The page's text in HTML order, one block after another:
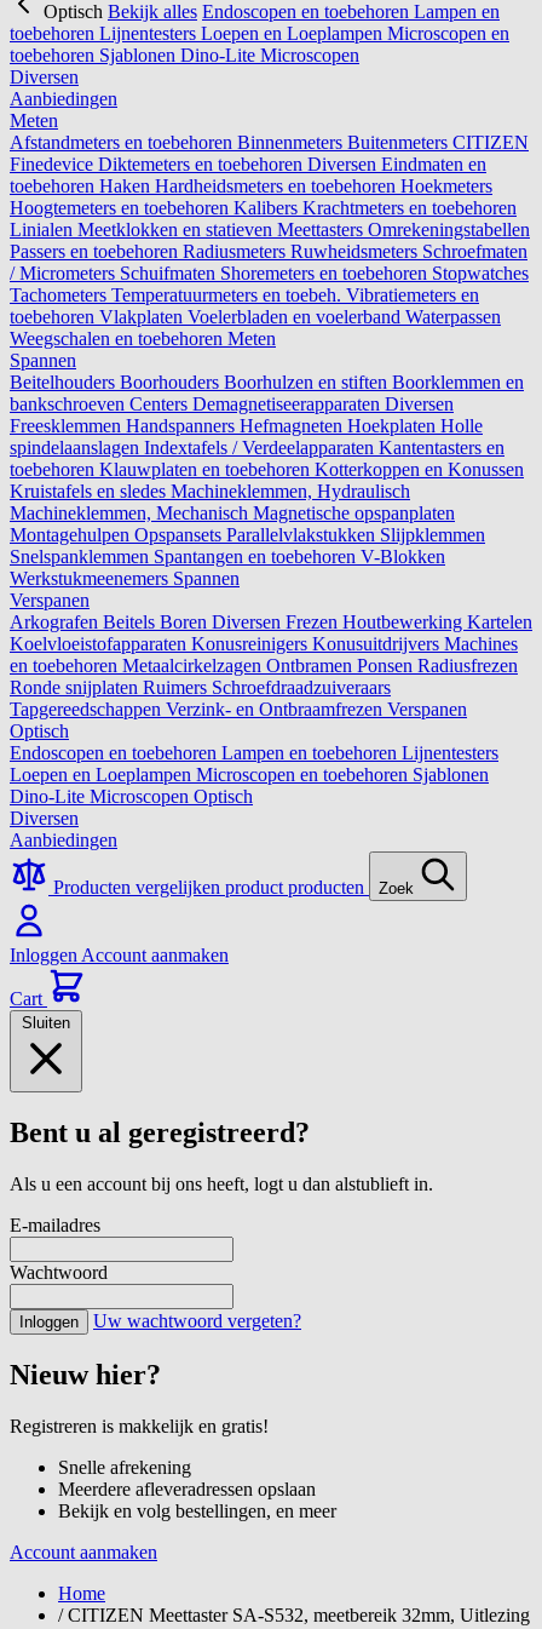
Optisch Bekijk alles Endoscopen en toebehoren Lampen en
toebehoren Lijnentesters Loepen en Loeplampen Microscopen en
toebehoren Sjablonen Dino-Lite Microscopen
Diversen
Aanbiedingen
Meten
Afstandmeters en toebehoren Binnenmeters Buitenmeters CITIZEN
Finedevice Diktemeters en toebehoren Diversen Eindmaten en
toebehoren Haken Hardheidsmeters en toebehoren Hoekmeters
Hoogtemeters en toebehoren Kalibers Krachtmeters en toebehoren
Linialen Meetklokken en statieven Meettasters Omrekeningstabellen
Passers en toebehoren Radiusmeters Ruwheidsmeters Schroefmaten
/ Micrometers Schuifmaten Shoremeters en toebehoren Stopwatches
Tachometers Temperatuurmeters en toebeh. Vibratiemeters en
toebehoren Vlakplaten Voelerbladen en voelerband Waterpassen
Weegschalen en toebehoren Meten
Spannen
Beitelhouders Boorhouders Boorhulzen en stiften Boorklemmen en
bankschroeven Centers Demagnetiseerapparaten Diversen
Freesklemmen Handspanners Hefmagneten Hoekplaten Holle
spindelaanslagen Indextafels / Verdeelapparaten Kantentasters en
toebehoren Klauwplaten en toebehoren Kotterkoppen en Konussen
Kruistafels en sledes Machineklemmen, Hydraulisch
Machineklemmen, Mechanisch Magnetische opspanplaten
Montagehulpen Opspansets Parallelvlakstukken Slijpklemmen
Snelspanklemmen Spantangen en toebehoren V-Blokken
Werkstukmeenemers Spannen
Verspanen
Arkografen Beitels Boren Diversen Frezen Houtbewerking Kartelen
Koelvloeistofapparaten Konusreinigers Konusuitdrijvers Machines
en toebehoren Metaalcirkelzagen Ontbramen Ponsen Radiusfrezen
Ronde snijplaten Ruimers Schroefdraadzuiveraars
Tapgereedschappen Verzink- en Ontbraamfrezen Verspanen
Optisch
Endoscopen en toebehoren Lampen en toebehoren Lijnentesters
Loepen en Loeplampen Microscopen en toebehoren Sjablonen
Dino-Lite Microscopen Optisch
Diversen
Aanbiedingen
Producten vergelijken product producten Zoek
Inloggen Account aanmaken
Cart
Sluiten
Bent u al geregistreerd?
Als u een account bij ons heeft, logt u dan alstublieft in.
E-mailadres
Wachtwoord
Inloggen Uw wachtwoord vergeten?
Nieuw hier?
Registreren is makkelijk en gratis!
Snelle afrekening
Meerdere afleveradressen opslaan
Bekijk en volg bestellingen, en meer
Account aanmaken
Home
/ CITIZEN Meettaster SA-S532, meetbereik 32mm, Uitlezing